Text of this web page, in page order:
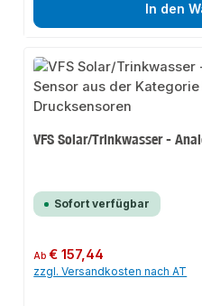
In den
VFS Solar/Trinkwasser -
Sofort verfügbar
Regulärer Preis:
Ab€ 157,44
zzgl. Versandkosten nach AT